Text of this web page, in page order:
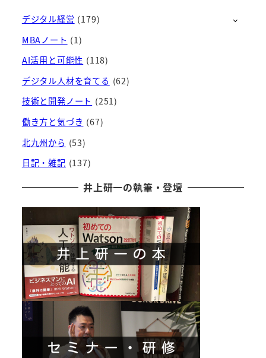
イ
ブ
デジタル経営 (179)
MBAノート (1)
AI活用と可能性 (118)
デジタル人材を育てる (62)
技術と開発ノート (251)
働き方と気づき (67)
北九州から (53)
日記・雑記 (137)
井上研一の執筆・登壇